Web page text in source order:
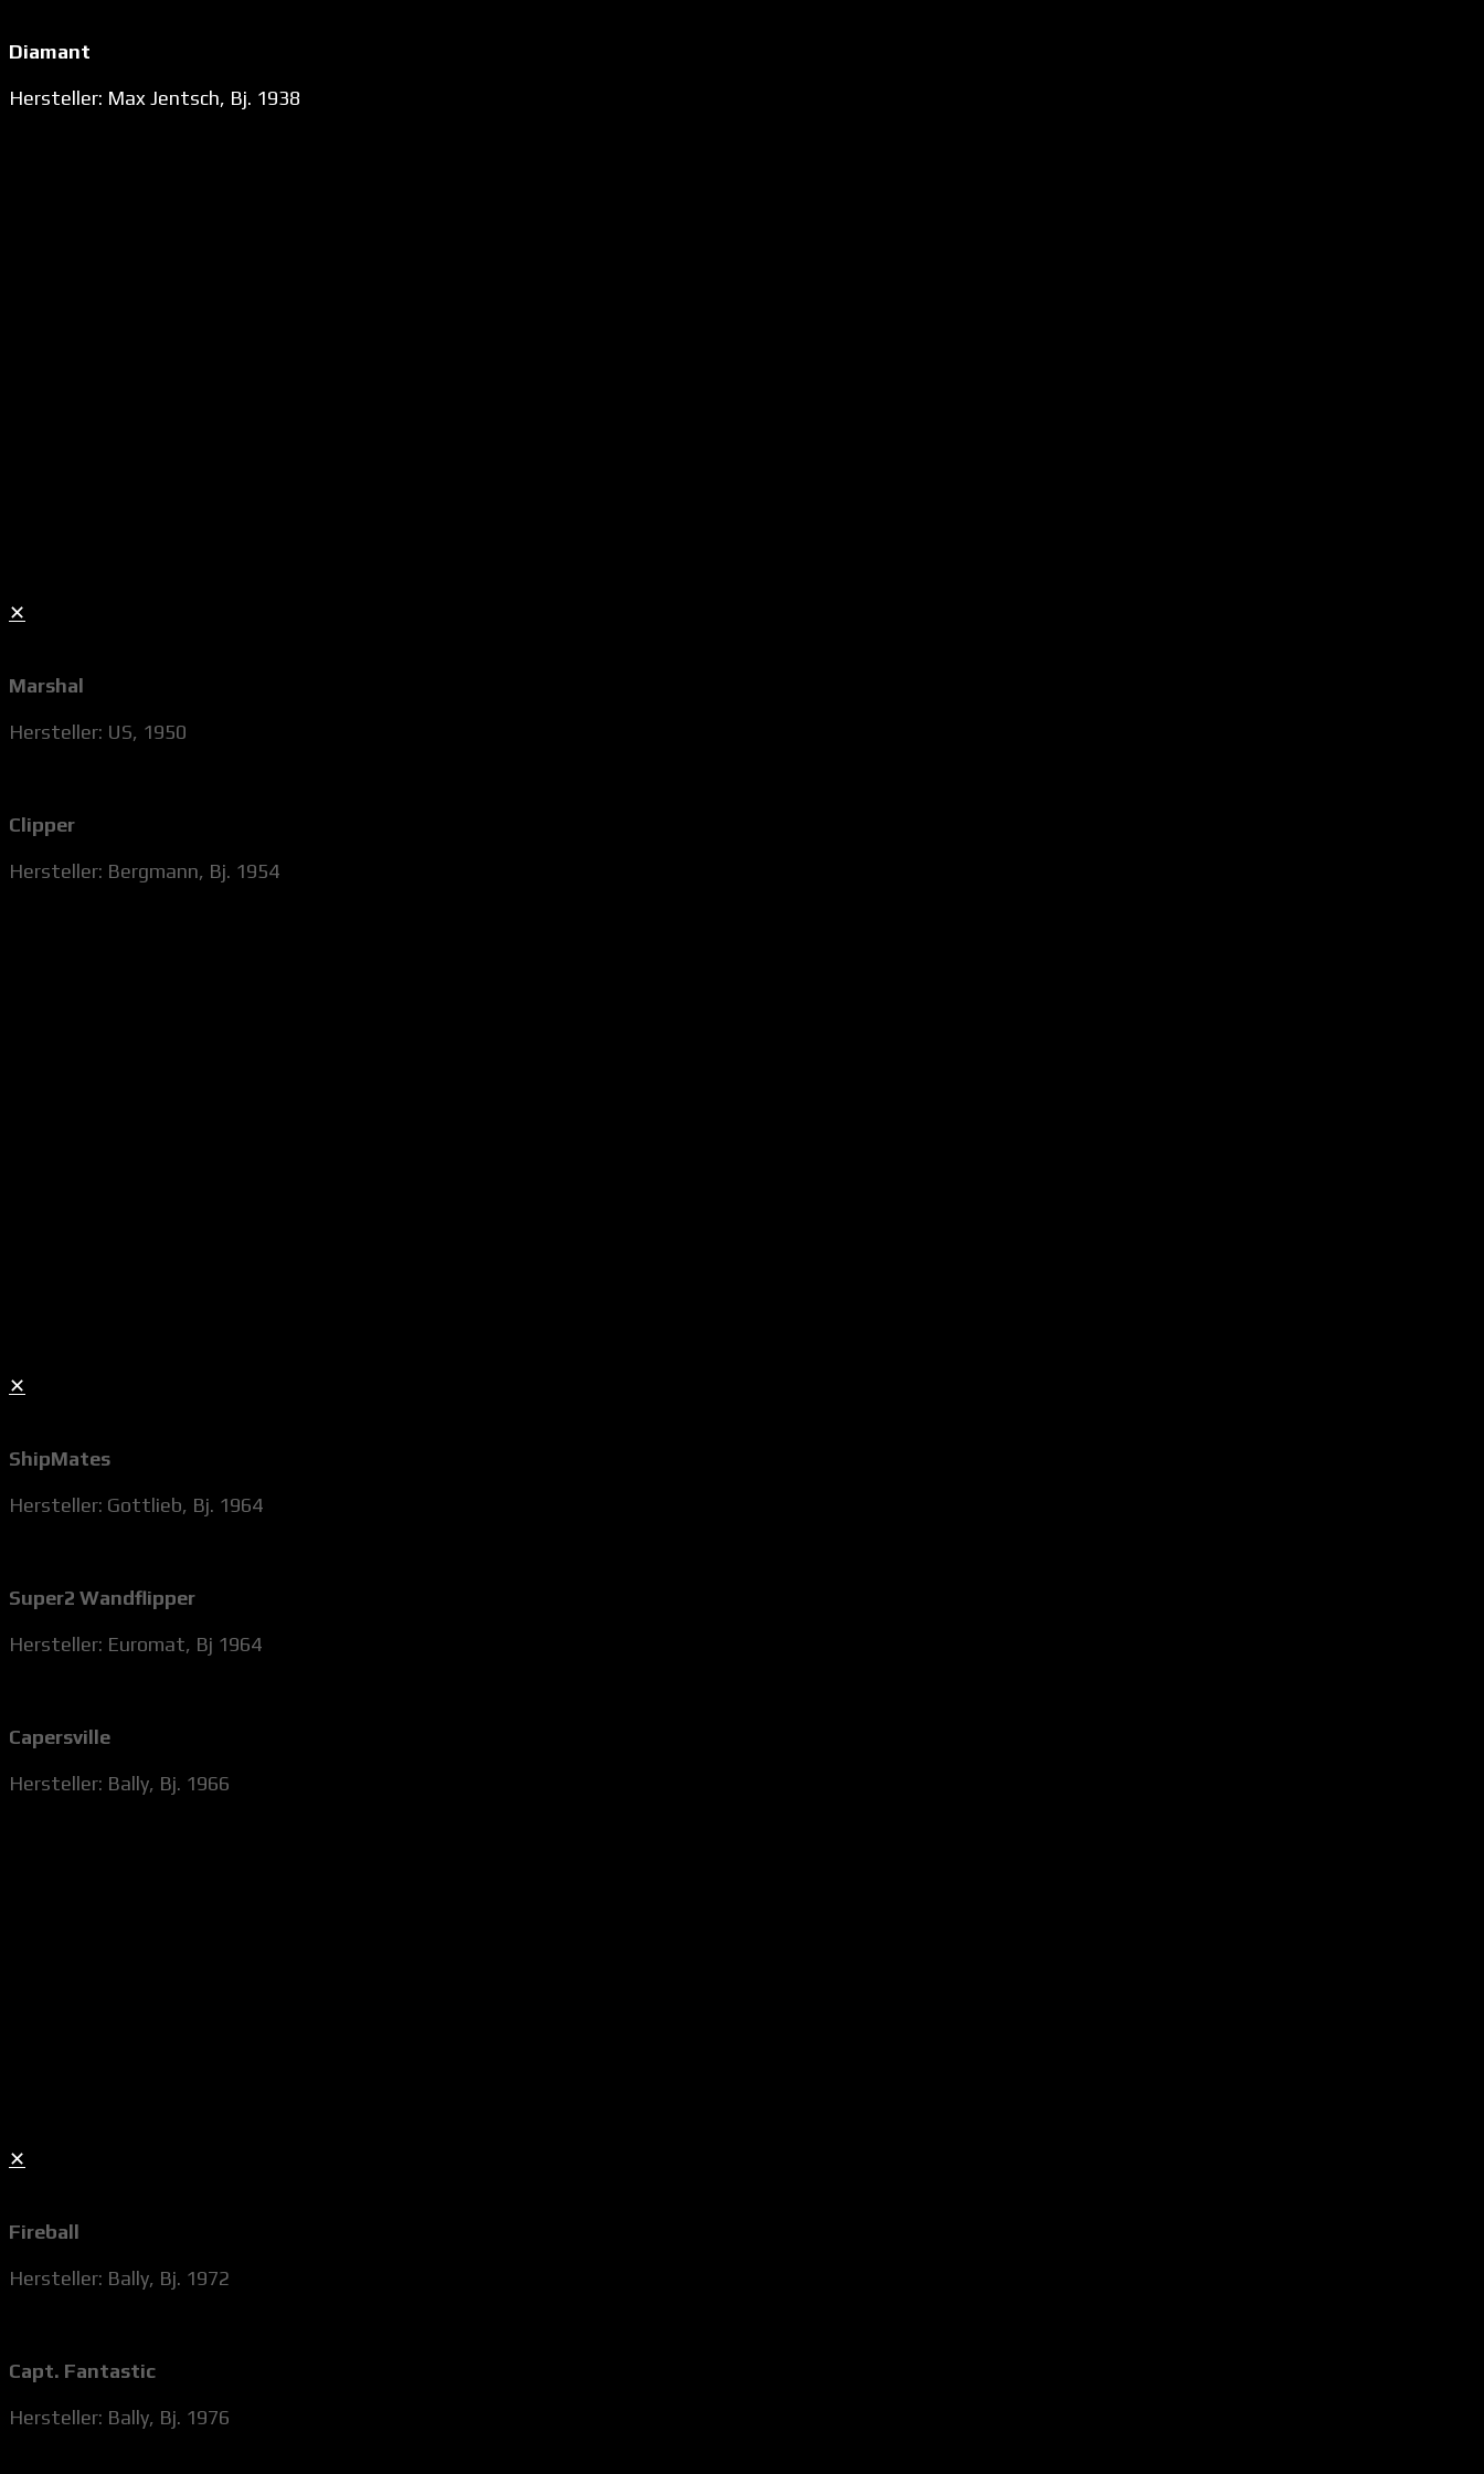
Diamant
Hersteller: Max Jentsch, Bj. 1938
✕
Marshal
Hersteller: US, 1950
Clipper
Hersteller: Bergmann, Bj. 1954
✕
ShipMates
Hersteller: Gottlieb, Bj. 1964
Super2 Wandflipper
Hersteller: Euromat, Bj 1964
Capersville
Hersteller: Bally, Bj. 1966
✕
Fireball
Hersteller: Bally, Bj. 1972
Capt. Fantastic
Hersteller: Bally, Bj. 1976